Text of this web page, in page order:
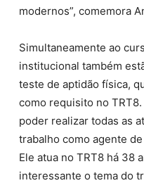
modernos”, comemora
Simultaneamente ao
institucional também
teste de aptidão física,
como requisito no
poder realizar todas as
trabalho como agente
Ele atua no TRT8 há 38
interessante o tema do